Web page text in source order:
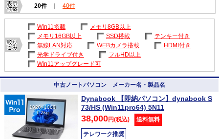
20件 ｜ 40件
Win11搭載
メモリ8GB以上
メモリ16GB以上
SSD搭載
テンキー付き
無線LAN対応
WEBカメラ搭載
HDMI付き
光学ドライブ付き
フルHD以上
Win11アップグレード可
中古ノートパソコン メーカー名・製品名
1920×1080
1.2kg
Dynabook 【即納パソコン】dynabook S
73/HS (Win11pro64) 5N11
38,000円(税込) 送料無料
テレワーク推奨